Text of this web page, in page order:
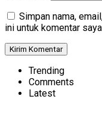
Simpan nama,
ini untuk komentar
Trending
Comments
Latest